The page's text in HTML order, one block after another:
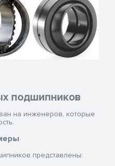
подшипников
на инженеров, которые
представлены: